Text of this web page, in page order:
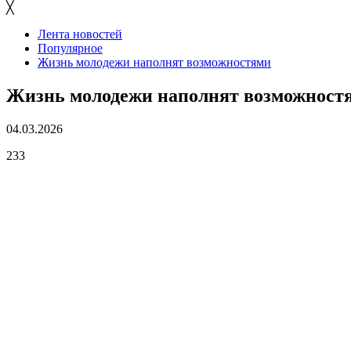
╳
Лента новостей
Популярное
Жизнь молодежи наполнят возможностями
Жизнь молодежи наполнят
04.03.2026
233